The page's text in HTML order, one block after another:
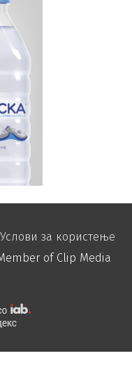
Услови за користење
of Clip Media